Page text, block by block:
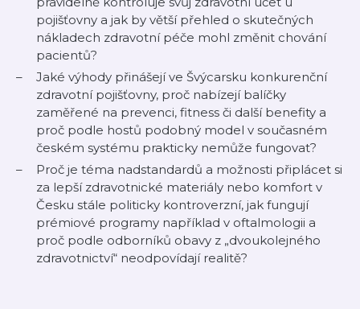
pojišťovny a jak by větší přehled o skutečných
nákladech zdravotní péče mohl změnit chování
pacientů?
Jaké výhody přinášejí ve Švýcarsku konkurenční
zdravotní pojišťovny, proč nabízejí balíčky
zaměřené na prevenci, fitness či další benefity a
proč podle hostů podobný model v současném
českém systému prakticky nemůže fungovat?
Proč je téma nadstandardů a možnosti připlácet si
za lepší zdravotnické materiály nebo komfort v
Česku stále politicky kontroverzní, jak fungují
prémiové programy například v oftalmologii a
proč podle odborníků obavy z „dvoukolejného
zdravotnictví“ neodpovídají realitě?